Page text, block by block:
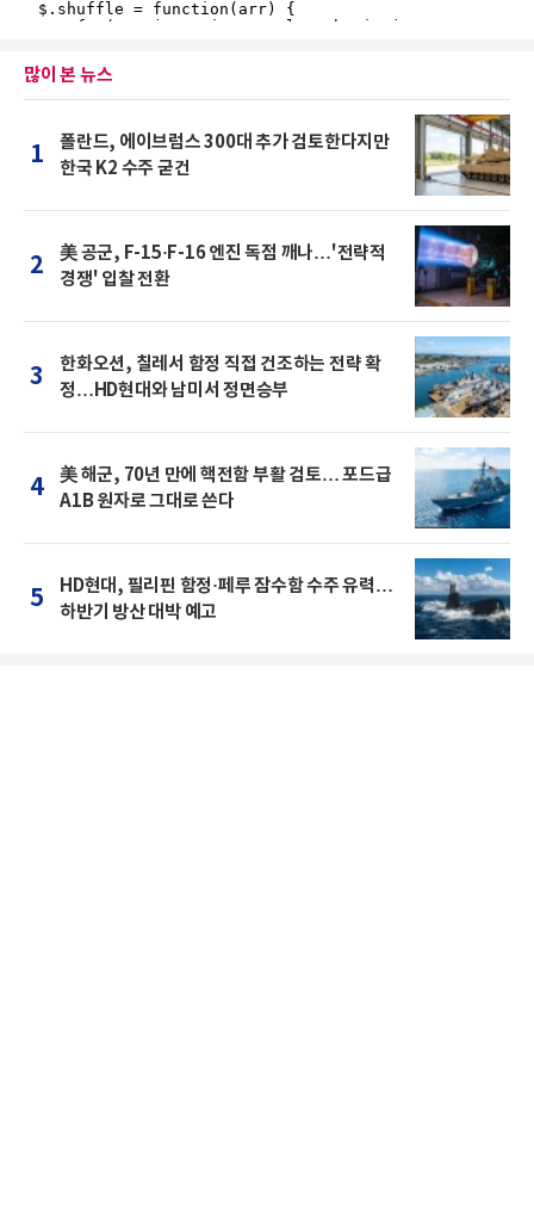
많이 본 뉴스
1
폴란드, 에이브럼스 300대 추가 검토한다지만
한국 K2 수주 굳건
2
美 공군, F-15·F-16 엔진 독점 깨나…'전략적
경쟁' 입찰 전환
3
한화오션, 칠레서 함정 직접 건조하는 전략 확
정…HD현대와 남미서 정면승부
4
美 해군, 70년 만에 핵전함 부활 검토… 포드급
A1B 원자로 그대로 쓴다
5
HD현대, 필리핀 함정·페루 잠수함 수주 유력…
하반기 방산 대박 예고